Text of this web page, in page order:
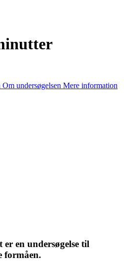
Om undersøgelsen Mere information
en undersøgelse til
formåen.